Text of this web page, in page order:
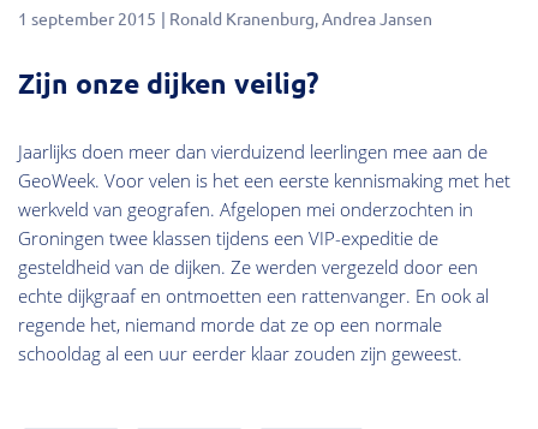
1 september 2015 Ronald Kranenburg Andrea Jansen
Zijn onze dijken veilig?
Jaarlijks doen meer dan vierduizend leerlingen mee aan de
GeoWeek. Voor velen is het een eerste kennismaking met het
werkveld van geografen. Afgelopen mei onderzochten in
Groningen twee klassen tijdens een VIP-expeditie de
gesteldheid van de dijken. Ze werden vergezeld door een
echte dijkgraaf en ontmoetten een rattenvanger. En ook al
regende het, niemand morde dat ze op een normale
schooldag al een uur eerder klaar zouden zijn geweest.